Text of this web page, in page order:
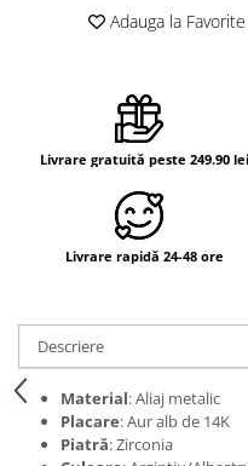
Adauga la Favorite
Livrare gratuită peste 249.90 lei
Livrare rapidă 24-48 ore
Descriere
Material: Aliaj metalic
Placare: Aur alb de 14K
Piatră: Zirconia